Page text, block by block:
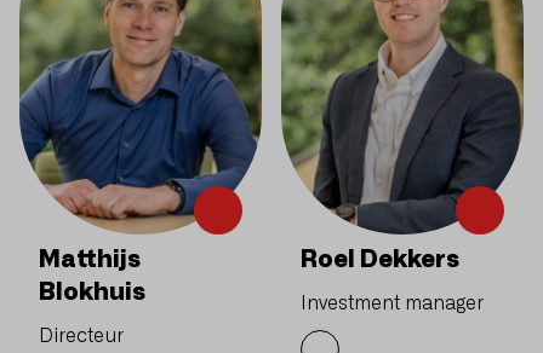
Matthijs
Blokhuis
Directeur
Roel Dekkers
Investment manager